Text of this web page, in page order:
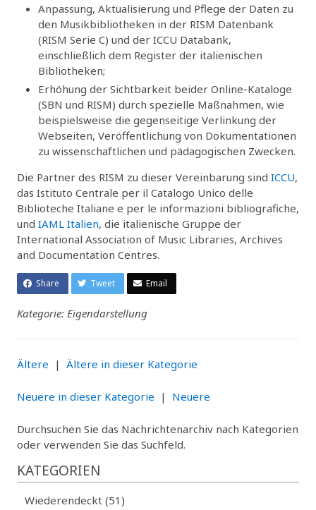
Anpassung, Aktualisierung und Pflege der Daten zu
den Musikbibliotheken in der RISM Datenbank
(RISM Serie C) und der ICCU Databank,
einschließlich dem Register der italienischen
Bibliotheken;
Erhöhung der Sichtbarkeit beider Online-Kataloge
(SBN und RISM) durch spezielle Maßnahmen, wie
beispielsweise die gegenseitige Verlinkung der
Webseiten, Veröffentlichung von Dokumentationen
zu wissenschaftlichen und pädagogischen Zwecken.
Die Partner des RISM zu dieser Vereinbarung sind ICCU,
das Istituto Centrale per il Catalogo Unico delle
Biblioteche Italiane e per le informazioni bibliografiche,
und IAML Italien, die italienische Gruppe der
International Association of Music Libraries, Archives
and Documentation Centres.
Share Tweet Email
Kategorie: Eigendarstellung
Ältere | Ältere in dieser Kategorie
Neuere in dieser Kategorie | Neuere
Durchsuchen Sie das Nachrichtenarchiv nach Kategorien
oder verwenden Sie das Suchfeld.
KATEGORIEN
Wiederendeckt (51)